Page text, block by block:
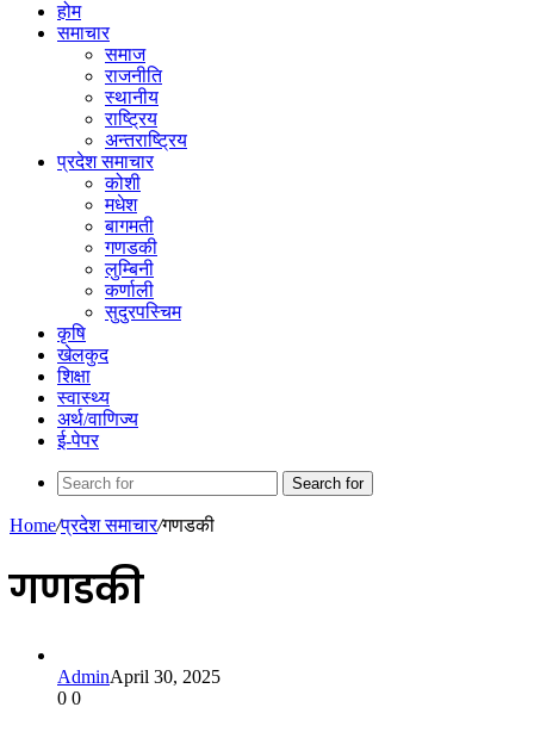
होम
समाचार
समाज
राजनीति
स्थानीय
राष्ट्रिय
अन्तराष्ट्रिय
प्रदेश समाचार
कोशी
मधेश
बागमती
गणडकी
लुम्बिनी
कर्णाली
सुदुरपस्चिम
कृषि
खेलकुद
शिक्षा
स्वास्थ्य
अर्थ/वाणिज्य
ई-पेपर
Search for
Home/प्रदेश समाचार/गणडकी
गणडकी
AdminApril 30, 2025
0 0